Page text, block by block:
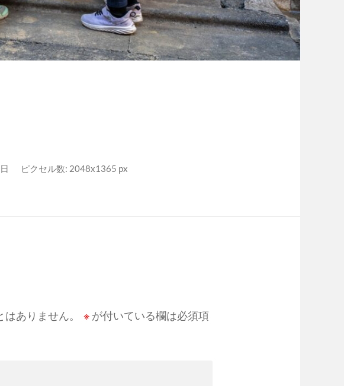
ピクセル数: 2048x1365 px
ありません。 ※ が付いている欄は必須項